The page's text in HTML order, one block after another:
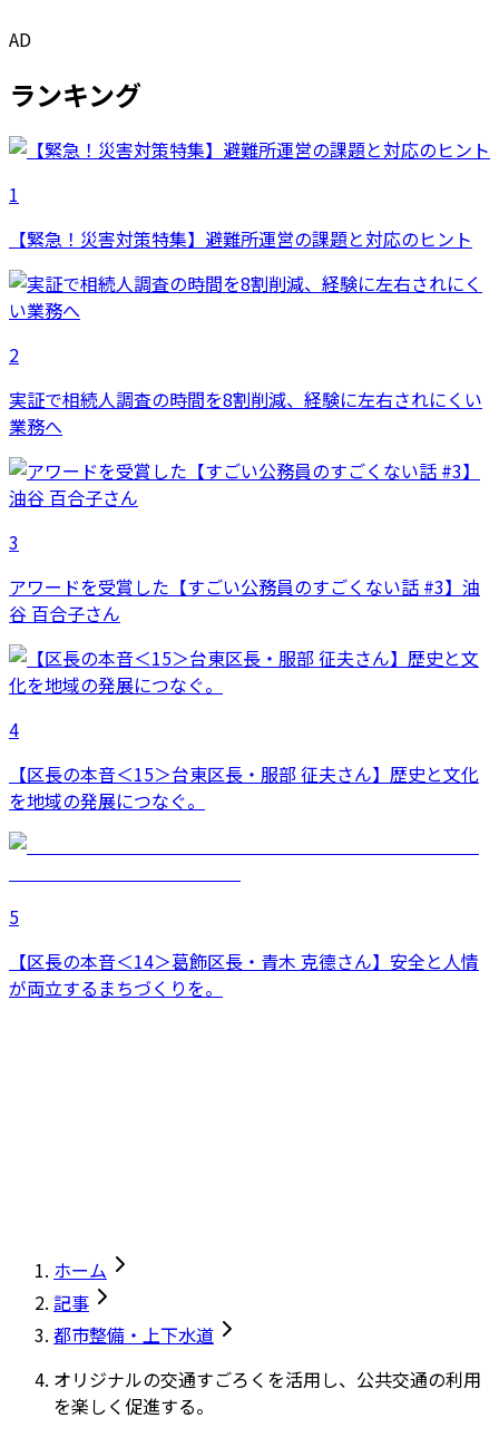
AD
ランキング
1
【緊急！災害対策特集】避難所運営の課題と対応のヒント
2
実証で相続人調査の時間を8割削減、経験に左右されにくい
業務へ
3
アワードを受賞した【すごい公務員のすごくない話 #3】油
谷 百合子さん
4
【区長の本音＜15＞台東区長・服部 征夫さん】歴史と文化
を地域の発展につなぐ。
5
【区長の本音＜14＞葛飾区長・青木 克德さん】安全と人情
が両立するまちづくりを。
ホーム
記事
都市整備・上下水道
オリジナルの交通すごろくを活用し、公共交通の利用
を楽しく促進する。